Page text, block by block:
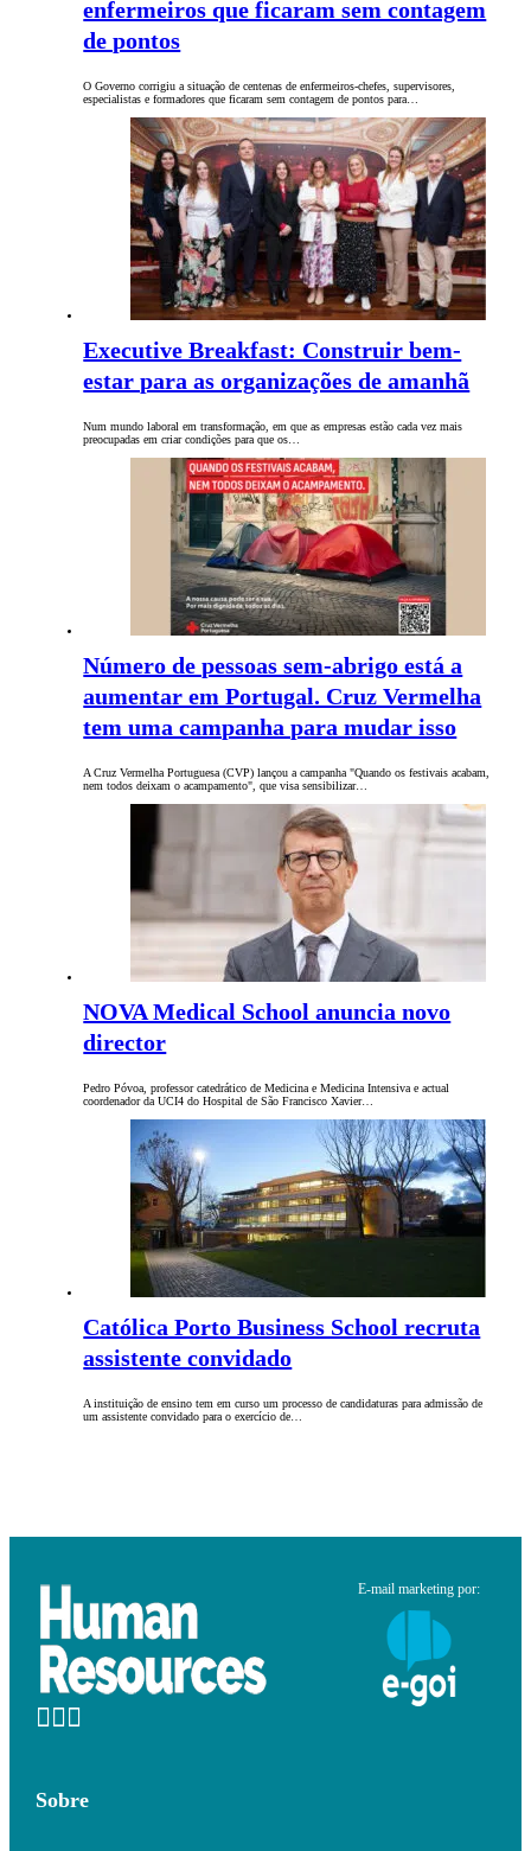
enfermeiros que ficaram sem contagem
de pontos
O Governo corrigiu a situação de centenas de enfermeiros-chefes, supervisores,
especialistas e formadores que ficaram sem contagem de pontos para…
Executive Breakfast: Construir bem-
estar para as organizações de amanhã
Num mundo laboral em transformação, em que as empresas estão cada vez mais
preocupadas em criar condições para que os…
Número de pessoas sem-abrigo está a
aumentar em Portugal. Cruz Vermelha
tem uma campanha para mudar isso
A Cruz Vermelha Portuguesa (CVP) lançou a campanha "Quando os festivais acabam,
nem todos deixam o acampamento", que visa sensibilizar…
NOVA Medical School anuncia novo
director
Pedro Póvoa, professor catedrático de Medicina e Medicina Intensiva e actual
coordenador da UCI4 do Hospital de São Francisco Xavier…
Católica Porto Business School recruta
assistente convidado
A instituição de ensino tem em curso um processo de candidaturas para admissão de
um assistente convidado para o exercício de…
E-mail marketing por:
Sobre